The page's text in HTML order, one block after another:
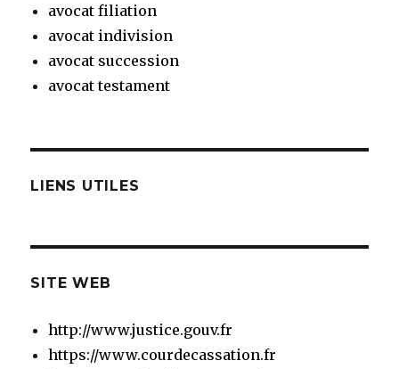
avocat filiation
avocat indivision
avocat succession
avocat testament
LIENS UTILES
SITE WEB
http://www.justice.gouv.fr
https://www.courdecassation.fr